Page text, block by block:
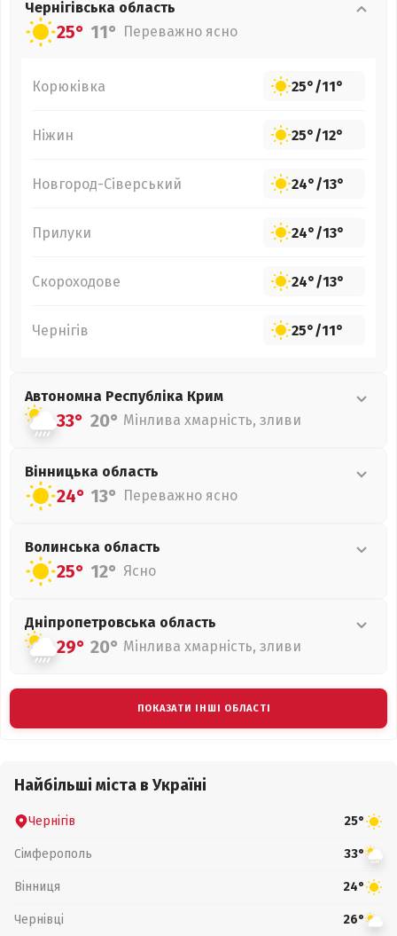
Чернігівська область
25° 11° Переважно ясно
Корюківка 25°/11°
Ніжин 25°/12°
Новгород-Сіверський 24°/13°
Прилуки 24°/13°
Скороходове 24°/13°
Чернігів 25°/11°
Автономна Республіка Крим
33° 20° Мінлива хмарність, зливи
Вінницька область
24° 13° Переважно ясно
Волинська область
25° 12° Ясно
Дніпропетровська область
29° 20° Мінлива хмарність, зливи
ПОКАЗАТИ ІНШІ ОБЛАСТІ
Найбільші міста в Україні
Чернігів 25°
Сімферополь 33°
Вінниця 24°
Чернівці 26°